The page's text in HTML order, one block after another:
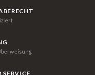
SERVICE